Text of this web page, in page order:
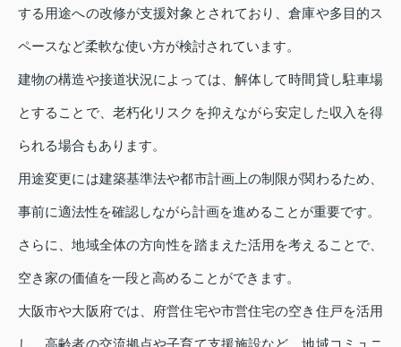
する用途への改修が支援対象とされており、倉庫や多目的ス
ペースなど柔軟な使い方が検討されています。
建物の構造や接道状況によっては、解体して時間貸し駐車場
とすることで、老朽化リスクを抑えながら安定した収入を得
られる場合もあります。
用途変更には建築基準法や都市計画上の制限が関わるため、
事前に適法性を確認しながら計画を進めることが重要です。
さらに、地域全体の方向性を踏まえた活用を考えることで、
空き家の価値を一段と高めることができます。
大阪市や大阪府では、府営住宅や市営住宅の空き住戸を活用